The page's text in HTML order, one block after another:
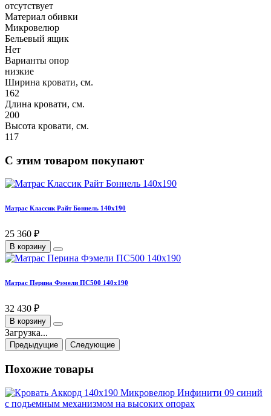
отсутствует
Материал обивки
Микровелюр
Бельевый ящик
Нет
Варианты опор
низкие
Ширина кровати, см.
162
Длина кровати, см.
200
Высота кровати, см.
117
С этим товаром покупают
Матрас Классик Райт Боннель 140х190
25 360 ₽
В корзину
Матрас Перина Фэмели ПС500 140х190
32 430 ₽
В корзину
Загрузка...
Предыдущие Следующие
Похожие товары